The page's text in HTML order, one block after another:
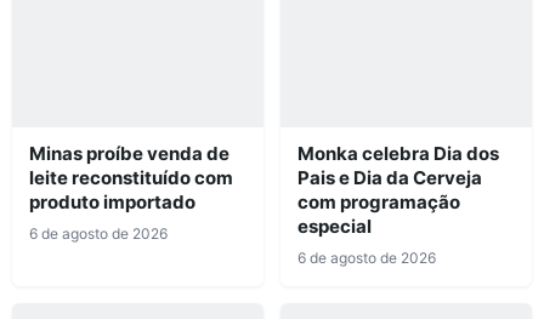
Minas proíbe venda de
leite reconstituído com
produto importado
6 de agosto de 2026
Monka celebra Dia dos
Pais e Dia da Cerveja
com programação
especial
6 de agosto de 2026